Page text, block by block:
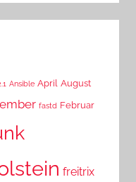
Ansible April August
fastd Februar
freitrix